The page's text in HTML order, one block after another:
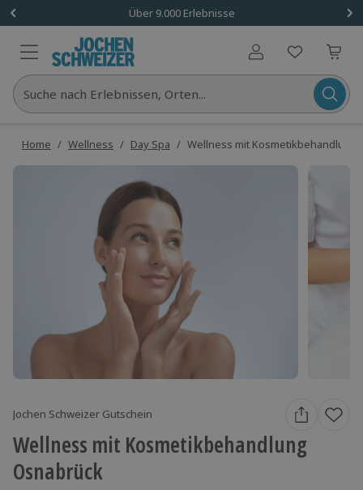
Über 9.000 Erlebnisse
Benutzerkonto
Suche nach Erlebnissen, Orten...
Home / Wellness / Day Spa / Wellness mit Kosmetikbehandlung
Jochen Schweizer Gutschein
Wellness mit Kosmetikbehandlung
Osnabrück